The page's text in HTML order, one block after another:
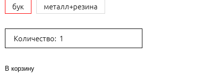
бук
металл+резина
Количество:
В корзину